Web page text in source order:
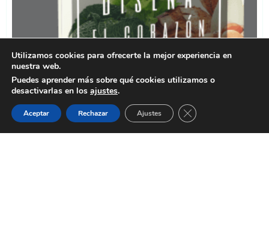
Utilizamos cookies para ofrecerte la mejor experiencia en
nuestra web.
Puedes aprender más sobre qué cookies utilizamos o
desactivarlas en los ajustes.
Aceptar Rechazar Ajustes Cerrar el banner de